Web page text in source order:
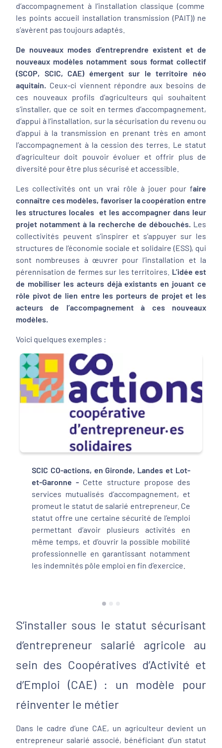
d’accompagnement à l’installation classique (comme
les points accueil installation transmission (PAIT)) ne
s’avèrent pas toujours adaptés
De nouveaux modes d’entreprendre existent et de
nouveaux modèles notamment sous format collectif
(SCOP, SCIC, CAE) émergent sur le territoire néo
aquitain. Ceux-ci viennent répondre aux besoins de
ces nouveaux profils d’agriculteurs qui souhaitent
s’installer, que ce soit en termes d’accompagnement,
d’appui à l’installation, sur la sécurisation du revenu ou
d’appui à la transmission en prenant très en amont
l’accompagnement à la cession des terres. Le statut
d’agriculteur doit pouvoir évoluer et offrir plus de
diversité pour être plus sécurisé et accessible.
Les collectivités ont un vrai rôle à jouer pour faire
connaître ces modèles, favoriser la coopération entre
les structures locales et les accompagner dans leur
projet notamment à la recherche de débouchés. Les
collectivités peuvent s’inspirer et s’appuyer sur les
structures de l’économie sociale et solidaire (ESS), qui
sont nombreuses à œuvrer pour l’installation et la
pérennisation de fermes sur les territoires. L’idée est
de mobiliser les acteurs déjà existants en jouant ce
rôle pivot de lien entre les porteurs de projet et les
acteurs de l’accompagnement à ces nouveaux
modèles.
Voici quelques exemples :
SCIC CO-actions, en Gironde, Landes et Lot-
et-Garonne - Cette structure propose des
services mutualisés d’accompagnement, et
promeut le statut de salarié entrepreneur. Ce
statut offre une certaine sécurité de l’emploi
permettant d’avoir plusieurs activités en
même temps, et d’ouvrir la possible mobilité
professionnelle en garantissant notamment
les indemnités pôle emploi en fin d’exercice.
S’installer sous le statut sécurisant
d’entrepreneur salarié agricole au
sein des Coopératives d’Activité et
d’Emploi (CAE) : un modèle pour
réinventer le métier
Dans le cadre d’une CAE, un agriculteur devient un
entrepreneur salarié associé, bénéficiant d’un statut